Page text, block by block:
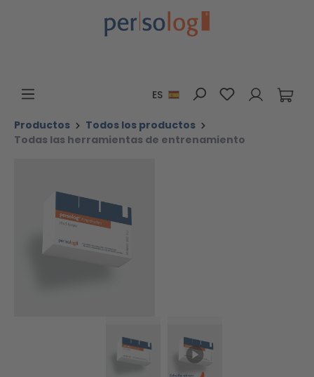
Saltar al contenido principal
ES Tienes 0
Productos
Todos los productos
Todas las herramientas de entrenamiento